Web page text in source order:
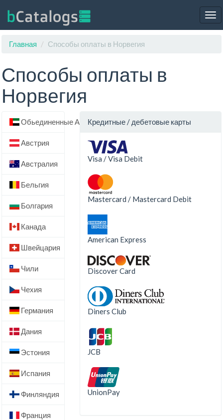
Главная
Способы оплаты в Норвегия
Способы оплаты в
Норвегия
Обьединенные Арабские Эмираты
Австрия
Австралия
Бельгия
Болгария
Канада
Швейцария
Чили
Чехия
Германия
Дания
Эстония
Испания
Финляндия
Франция
Кредитные / дебетовые карты
Visa / Visa Debit
Mastercard / Mastercard Debit
American Express
Discover Card
Diners Club
JCB
UnionPay